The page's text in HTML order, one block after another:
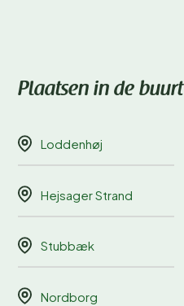
Plaatsen in de buurt
Loddenhøj
Hejsager Strand
Stubbæk
Nordborg